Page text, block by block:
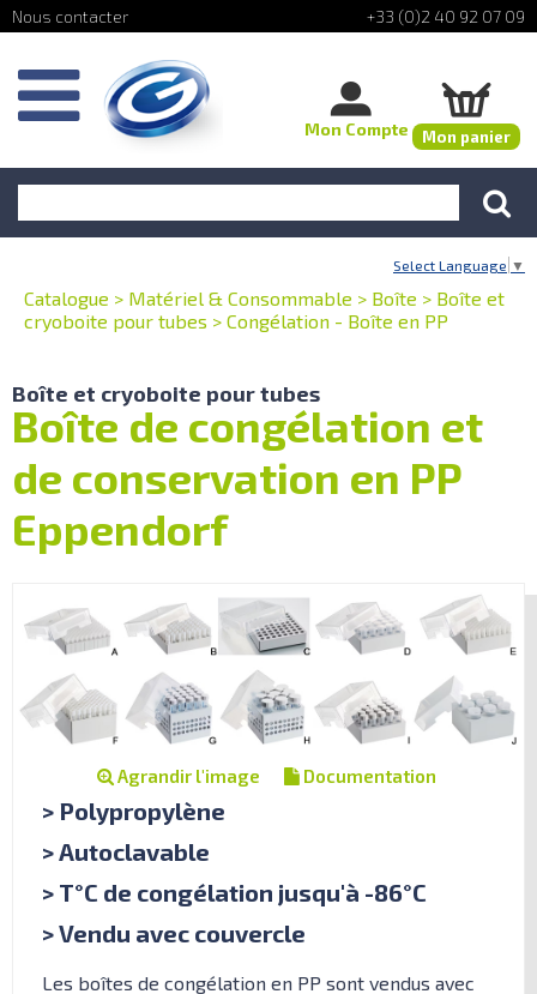
+33 (0)2 40 92 07 09
Mon Compte Mon panier
Select Language ▼
Catalogue > Matériel & Consommable > Boîte > Boîte et
cryoboite pour tubes > Congélation - Boîte en PP
Boîte et cryoboite pour tubes
Boîte de congélation et
de conservation en PP
Eppendorf
Agrandir l'image Documentation
> Polypropylène
> Autoclavable
> T°C de congélation jusqu'à -86°C
> Vendu avec couvercle
Les boîtes de congélation en PP sont vendus avec